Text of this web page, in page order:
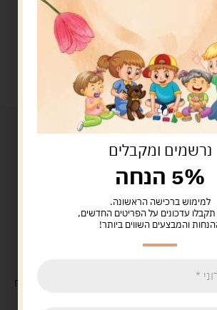
דוד 18, ביתר עילית.
ש"ח
נרשמים ומקבלים
5% הנחה
למימוש ברכישה הראשונה.
תקבלו עדכונים על הפריטים החדשים,
והמבצעים השווים ביותר!